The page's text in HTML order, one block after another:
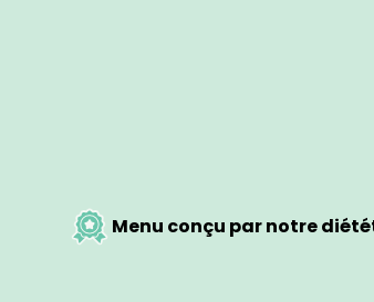
Menu conçu par notre